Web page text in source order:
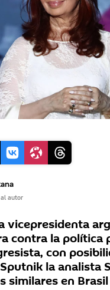
autor
vicepresidenta
contra la política
con
la analista
similares en